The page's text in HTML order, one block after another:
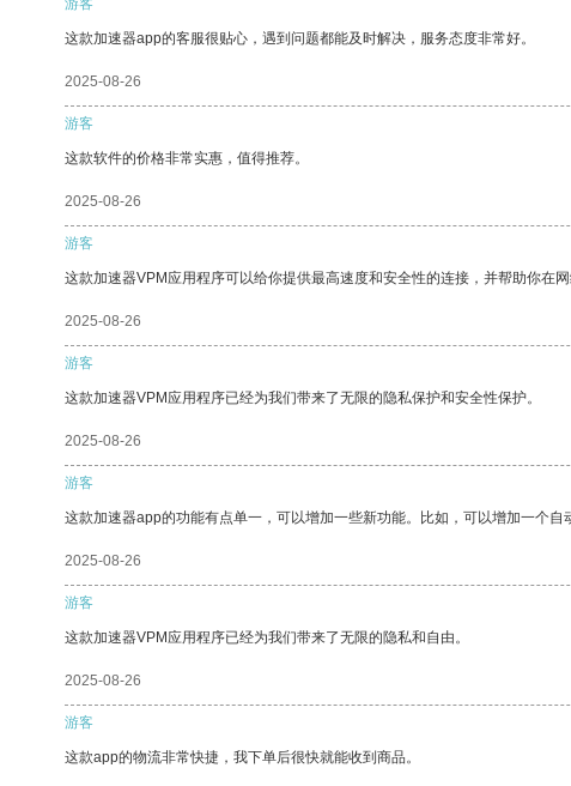
游客
这款加速器app的客服很贴心，遇到问题都能及时解决，服务态度非常好。
2025-08-26
游客
这款软件的价格非常实惠，值得推荐。
2025-08-26
游客
这款加速器VPM应用程序可以给你提供最高速度和安全性的连接，并帮助你在网
2025-08-26
游客
这款加速器VPM应用程序已经为我们带来了无限的隐私保护和安全性保护。
2025-08-26
游客
这款加速器app的功能有点单一，可以增加一些新功能。比如，可以增加一个
2025-08-26
游客
这款加速器VPM应用程序已经为我们带来了无限的隐私和自由。
2025-08-26
游客
这款app的物流非常快捷，我下单后很快就能收到商品。